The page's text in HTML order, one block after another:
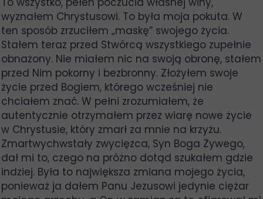
wyznałem Chrystusowi. To była moja pokuta. W
ten sposób zrzuciłem „maskę” swojego życia.
Stałem teraz przed Stwórcą wszystkiego zupełnie
obnażony. Nie miałem nic na swoją obronę, stałem
przed Nim pokorny i bezbronny. Złożyłem swoje
życie przed Bogiem, którego wcześniej nie
chciałem znać. W pełni zrozumiałem, że
autentycznie otrzymałem przez wiarę nowe życie
w Chrystusie, który zmarł za mnie na krzyżu.
Zmartwychwstały zwycięzca, Syn Boga Żywego,
dał mi to, czego na próżno dotąd szukałem gdzie
indziej. Była to największa zmiana mojego życia,
ponieważ ja dałem Panu Jezusowi jedynie ciężar